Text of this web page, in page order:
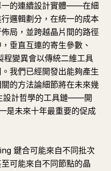
一的連續設計實體——在細
邏輯劃分，在統一的成本
局，並跨越晶片間的路徑
垂直互連的寄生參數、
程變異會以傳統二維工具
我們已經開發出能夠產生
的方法論細節將在未來幾
設計哲學的工具鏈——開
未來十年最重要的促成
鍵合可能來自不同批次
可能來自不同節點的晶